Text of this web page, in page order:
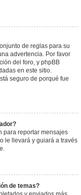
de reglas para su
advertencia. Por favor
del foro, y phpBB
en este sitio.
seguro de porqué fue
para reportar mensajes
le llevará y guiará a través
de temas?